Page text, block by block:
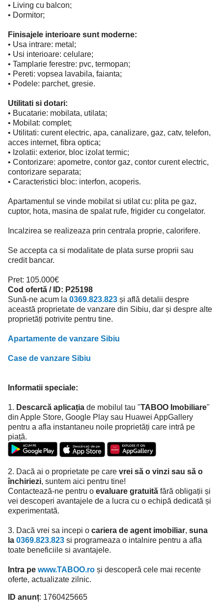
• Living cu balcon;
• Dormitor;
Finisajele interioare sunt moderne:
• Usa intrare: metal;
• Usi interioare: celulare;
• Tamplarie ferestre: pvc, termopan;
• Pereti: vopsea lavabila, faianta;
• Podele: parchet, gresie.
Utilitati si dotari:
• Bucatarie: mobilata, utilata;
• Mobilat: complet;
• Utilitati: curent electric, apa, canalizare, gaz, catv, telefon,
acces internet, fibra optica;
• Izolatii: exterior, bloc izolat termic;
• Contorizare: apometre, contor gaz, contor curent electric,
contorizare separata;
• Caracteristici bloc: interfon, acoperis.
Apartamentul se vinde mobilat si utilat cu: plita pe gaz,
cuptor, hota, masina de spalat rufe, frigider cu congelator.
Incalzirea se realizeaza prin centrala proprie, calorifere.
Se accepta ca si modalitate de plata surse proprii sau
credit bancar.
Pret: 105.000€
Cod ofertă / ID: P25198
Sună-ne acum la 0369.823.823 și află detalii despre
această proprietate de vanzare din Sibiu, dar și despre alte
proprietăți potrivite pentru tine.
Apartamente de vanzare Sibiu
Case de vanzare Sibiu
Informatii speciale:
1. Descarcă aplicația de mobilul tau "TABOO Imobiliare"
din Apple Store, Google Play sau Huawei AppGallery
pentru a afla instantaneu noile proprietăți care intră pe
piață.
2. Dacă ai o proprietate pe care vrei să o vinzi sau să o
închiriezi, suntem aici pentru tine!
Contactează-ne pentru o evaluare gratuită fără obligații și
vei descoperi avantajele de a lucra cu o echipă dedicată și
experimentată.
3. Dacă vrei sa incepi o cariera de agent imobiliar, suna
la 0369.823.823 si programeaza o intalnire pentru a afla
toate beneficiile si avantajele.
Intra pe www.TABOO.ro și descoperă cele mai recente
oferte, actualizate zilnic.
ID anunț: 1760425665